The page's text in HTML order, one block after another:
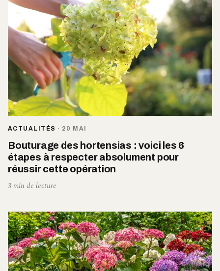
ACTUALITÉS · 20 MAI
Bouturage des hortensias : voici les 6
étapes à respecter absolument pour
réussir cette opération
3 min de lecture